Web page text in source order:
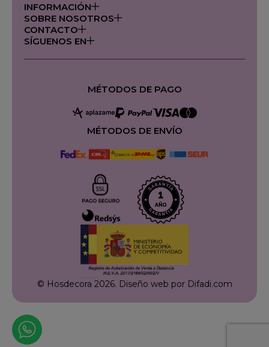
INFORMACIÓN
SOBRE NOSOTROS
CONTACTO
SÍGUENOS EN
MÉTODOS DE PAGO
MÉTODOS DE ENVÍO
© Hosdecora 2026. Diseño web por Difadi.com